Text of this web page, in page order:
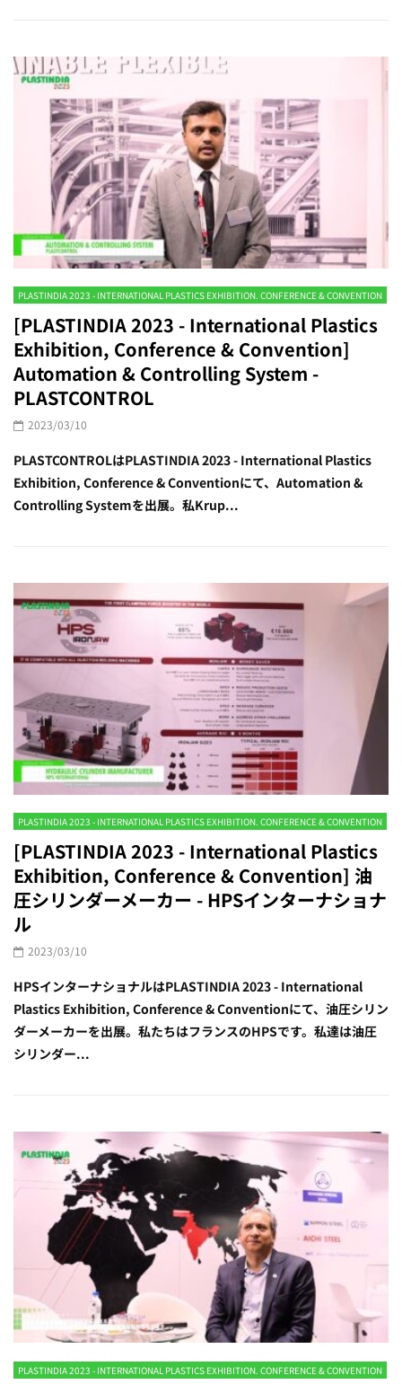
PLASTINDIA 2023 - INTERNATIONAL PLASTICS EXHIBITION. CONFERENCE & CONVENTION
[PLASTINDIA 2023 - International Plastics
Exhibition, Conference & Convention]
Automation & Controlling System -
PLASTCONTROL
2023/03/10
PLASTCONTROLはPLASTINDIA 2023 - International Plastics
Exhibition, Conference & Conventionにて、Automation &
Controlling Systemを出展。私Krup...
PLASTINDIA 2023 - INTERNATIONAL PLASTICS EXHIBITION. CONFERENCE & CONVENTION
[PLASTINDIA 2023 - International Plastics
Exhibition, Conference & Convention] 油
圧シリンダーメーカー - HPSインターナショナ
ル
2023/03/10
HPSインターナショナルはPLASTINDIA 2023 - International
Plastics Exhibition, Conference & Conventionにて、油圧シリン
ダーメーカーを出展。私たちはフランスのHPSです。私達は油圧
シリンダー...
PLASTINDIA 2023 - INTERNATIONAL PLASTICS EXHIBITION. CONFERENCE & CONVENTION